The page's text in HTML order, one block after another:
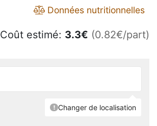
Données nutritionnelles
Coût estimé: 3.3€ (0.82€/part)